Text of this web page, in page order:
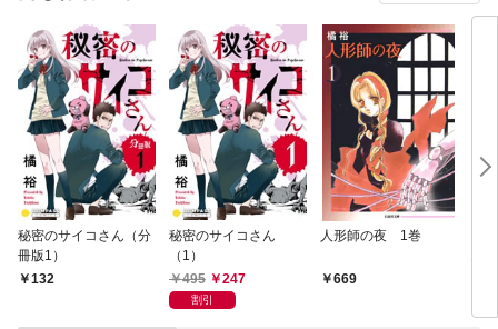
秘密のサイコさん（分
冊版1）
132
秘密のサイコさん
（1）
495
247
割引
人形師の夜 1巻
669